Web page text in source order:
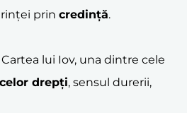
prin credință.
lui Iov, una dintre cele
drepți, sensul durerii,